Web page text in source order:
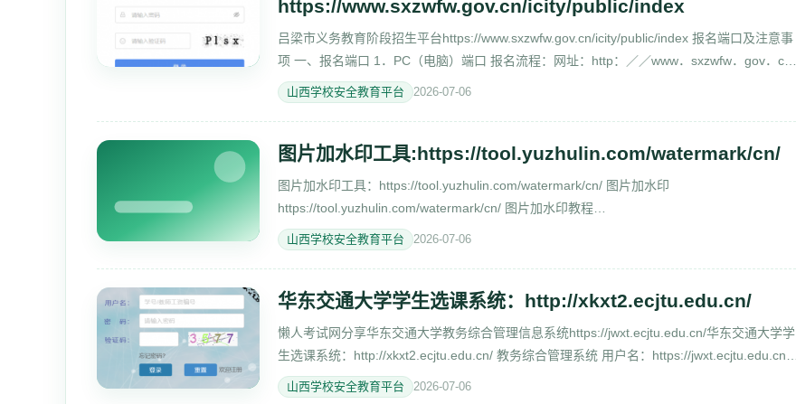
https://www.sxzwfw.gov.cn/icity/public/index
吕梁市义务教育阶段招生平台https://www.sxzwfw.gov.cn/icity/public/index 报名端口及注意事
项 一、报名端口 1．PC（电脑）端口 报名流程：网址：http：／／www．sxzwfw．gov．cn
／icity／publ
山西学校安全教育平台 2026-07-06
图片加水印工具:https://tool.yuzhulin.com/watermark/cn/
图片加水印工具：https://tool.yuzhulin.com/watermark/cn/ 图片加水印
https://tool.yuzhulin.com/watermark/cn/ 图片加水印教程
https://tool.yuzhulin.com/watermark/cn/help.html 更多图片处
山西学校安全教育平台 2026-07-06
华东交通大学学生选课系统：http://xkxt2.ecjtu.edu.cn/
懒人考试网分享华东交通大学教务综合管理信息系统https://jwxt.ecjtu.edu.cn/华东交通大学学
生选课系统：http://xkxt2.ecjtu.edu.cn/ 教务综合管理系统 用户名：https://jwxt.ecjtu.edu.cn/
学
山西学校安全教育平台 2026-07-06